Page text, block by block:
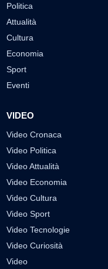
Politica
Attualità
Cultura
Economia
Sport
Eventi
VIDEO
Video Cronaca
Video Politica
Video Attualità
Video Economia
Video Cultura
Video Sport
Video Tecnologie
Video Curiosità
Video